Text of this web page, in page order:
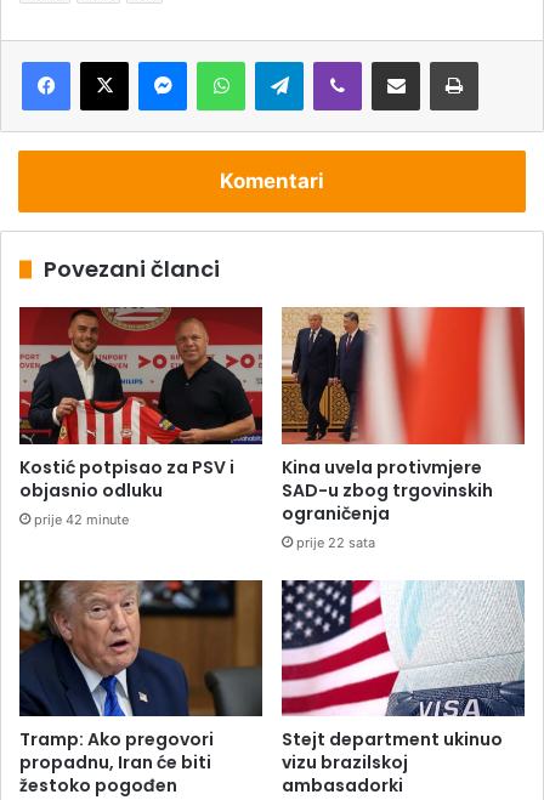
Telegram
Komentari
Povezani članci
Kostić potpisao za PSV i
objasnio odluku
prije 42 minute
Kina uvela protivmjere
SAD-u zbog trgovinskih
ograničenja
prije 22 sata
Tramp: Ako pregovori
propadnu, Iran će biti
žestoko pogođen
Stejt department ukinuo
vizu brazilskoj
ambasadorki